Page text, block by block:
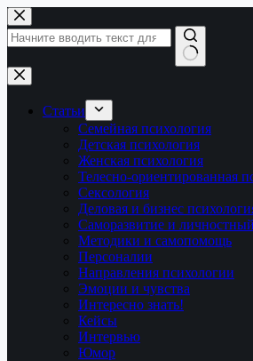
Перейти
к
сути
Ничего
не
найденоСтатьи
Семейная психология
Детская психология
Женская психология
Телесно-ориентированная
Сексология
Деловая и бизнес
Саморазвитие и
Методики и самопомощь
Персоналии
Направления психологии
Эмоции и чувства
Интересно знать!
Кейсы
Интервью
Юмор